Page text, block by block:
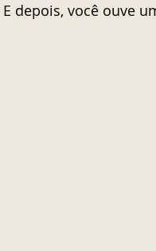
E depois, você ouve